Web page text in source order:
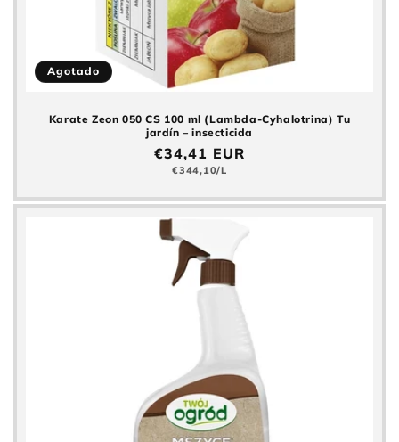
Agotado
Karate Zeon 050 CS 100 ml (Lambda-Cyhalotrina) Tu
jardín – insecticida
Precio
normal
€34,41 EUR
Precio
€344,10/L